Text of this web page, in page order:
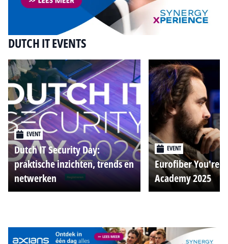
DUTCH IT EVENTS
EVENT
Dutch IT Security Day:
praktische inzichten, trends en
netwerken
EVENT
Eurofiber You're
Academy 2025